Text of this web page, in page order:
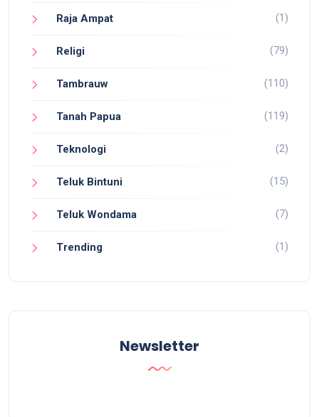
Raja Ampat (1)
Religi (79)
Tambrauw (110)
Tanah Papua (119)
Teknologi (2)
Teluk Bintuni (15)
Teluk Wondama (7)
Trending (1)
Newsletter